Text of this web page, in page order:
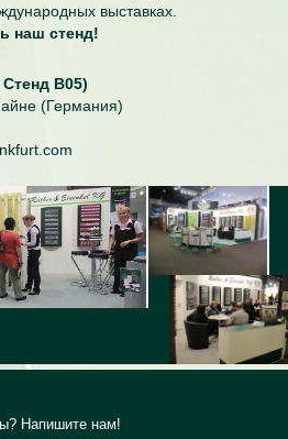
выставках.
наш стенд!
B05)
(Германия)
Напишите нам!